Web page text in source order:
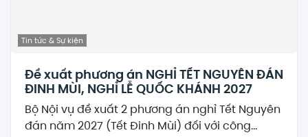
Tin tức & Sự kiện
Đề xuất phương án NGHỈ TẾT NGUYÊN ĐÁN
ĐINH MÙI, NGHỈ LỄ QUỐC KHÁNH 2027
Bộ Nội vụ đề xuất 2 phương án nghỉ Tết Nguyên
đán năm 2027 (Tết Đinh Mùi) đối với công...